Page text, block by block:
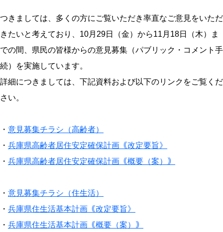
つきましては、多くの方にご覧いただき率直なご意見をいただ
きたいと考えており、10月29日（金）から11月18日（木）ま
での間、県民の皆様からの意見募集（パブリック・コメント手
続）を実施しています。
詳細につきましては、下記資料および以下のリンクをご覧くだ
さい。
・ 意見募集チラシ（高齢者）
・ 兵庫県高齢者居住安定確保計画｟改定要旨》
・ 兵庫県高齢者居住安定確保計画｟概要（案）｠
・ 意見募集チラシ（住生活）
・ 兵庫県住生活基本計画｟改定要旨》
・ 兵庫県住生活基本計画｟概要（案）｠